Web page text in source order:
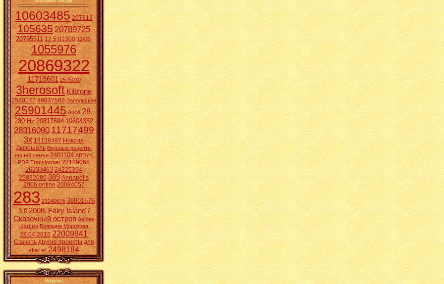
10603485 207813
10563520789725
20795511 12.5.01300 12/06.
1055976
20869322
11719601 2575030
3herosoft Killzone
2590177 39937569 Запольская
25901445 Aucē 28.
280 Hz 20817694 10604352
2831609011717499
3x 19138497 Николя
Дювошель Вкусные рецепты
нашей семьи 2401104 ABBYY
PDF Transformer 22129065
26233463 24225394
25832086 389 Annapolis
2006 online 20084057
283 23240676 38901578
3:0 2008. Fairy Island /
Сказочный остров Ashlee
izsoles Боярыня Морозова
28.04.2012 22009841
Скачать другие проекты для
after ef 2498184
Яндекс